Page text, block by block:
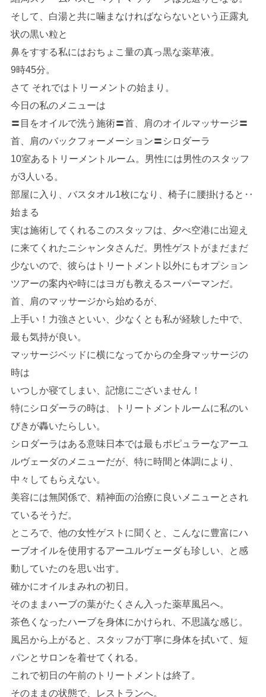
そして、白湯と共に噛まなければならないという正露丸
状の黒い粒と
鼻をすする私にはおちょこ量の真っ黒な薬草液。
9時45分。
さて それではトリーメントの始まり。
今日の私のメニューは
〓目をオイルで洗う施術〓首、肩のオイルマッサージ〓
首、肩のバックフォーメーション〓シロダーラ
10室あるトリーメントルーム。男性には男性のスタッフ
が3人いる。
部屋に入り、バスタオル1枚になり、椅子に腰掛けると‥
始まる
実は施術してくれるこのスタッフは、夕べ空港に出迎え
に来てくれたニシャンタさんだ。男性ゲストがまだまだ
少ないので、彼らはトリートメント以外にもオプション
ツアーの案内や時にはヨガも教えるスーパーマンだ。
首、肩のマッサージから始めるが、
上手い！力強さといい、少なくとも私が経験した中で、
最も気持が良い。
マッサージベッドに横になってからの全身マッサージの
時は
いつしか寝てしまい、記憶にございません！
特にシロダーラの時は、トリートメントルームに私のい
びきが轟いたらしい。
シロダーラはある意味日本では最もポピュラーなアーユ
ルヴェーダのメニューだが、特に時間と体調により、
中々してもらえない。
美容には無関係で、精神面の治療に良いメニューとされ
ているそうだ。
ところで、他の女性ゲストに聞くと、こんなに豊富にハ
ーブオイルを使用するアーユルヴェーダも珍しい、と感
動していたのを思い出す。
確かにオイルまみれの初日。
そのままハーブの葉がたくさん入った薬草風呂へ。
茶色くなったハーブを身体にかけられ、不思議な感じ。
風呂から上がると、スタッフが丁寧に身体を拭いて、短
パンとサロンを着せてくれる。
これで初日の午前のトリートメントは終了。
そのままの状態で、レストランへ。